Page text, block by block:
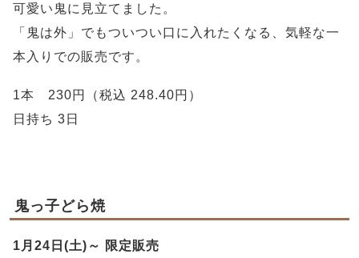
可愛い鬼に見立てました。
「鬼は外」でもついつい口に入れたくなる、気軽な一
本入りでの販売です。
1本 230円（税込 248.40円）
日持ち 3日
鬼っ子どら焼
1月24日(土)～ 限定販売